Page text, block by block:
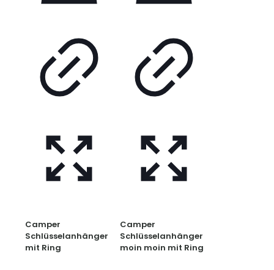
Camper
Schlüsselanhänger
mit Ring
Camper
Schlüsselanhänger
moin moin mit Ring